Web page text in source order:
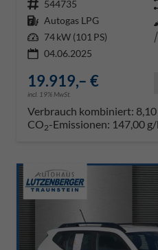
Fahrzeugnr. 544735
Kraftstoff Autogas LPG
Leistung 74 kW (101 PS)
04.06.2025
19.919,– €
incl. 19% MwSt.
Verbrauch kombiniert:
CO2-Emissionen: 147,00